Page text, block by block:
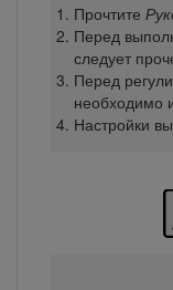
Прочтите
Перед
следует
Перед
необходимо
Настройки